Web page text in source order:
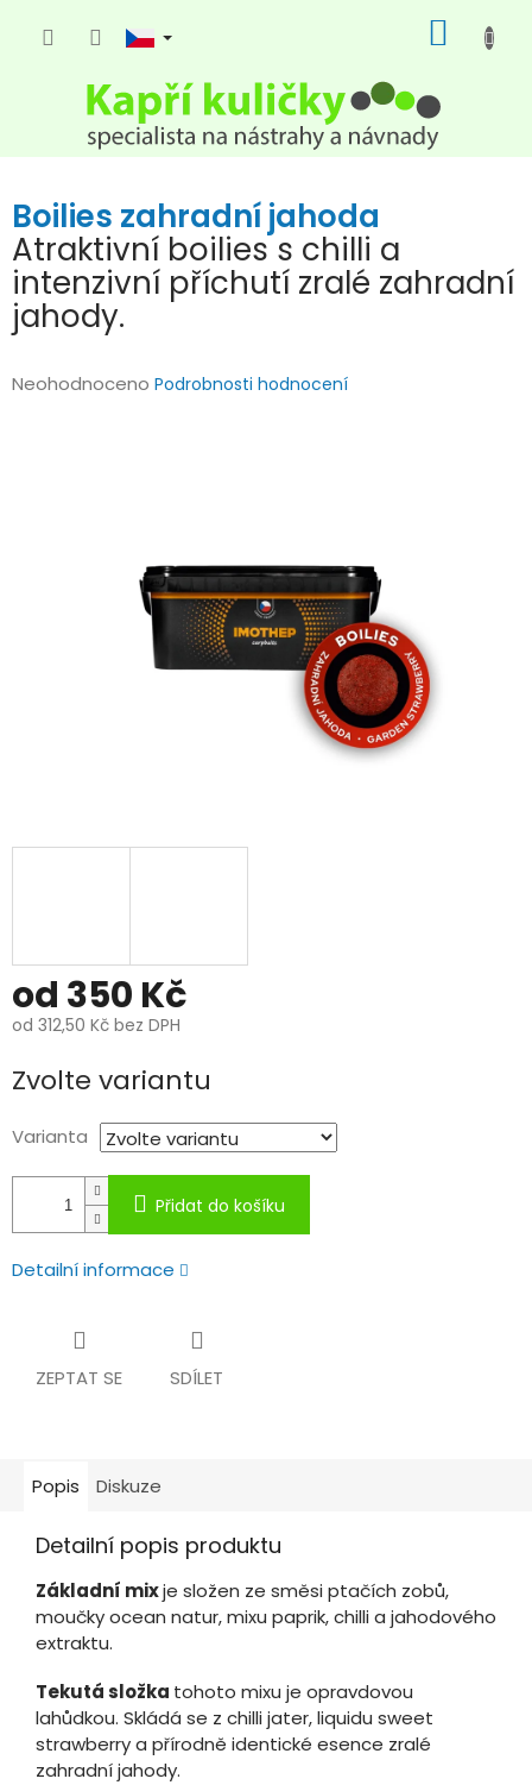
KOŠÍK
Boilies zahradní jahoda
Atraktivní boilies s chilli a
intenzivní příchutí zralé zahradní
jahody.
Průměrné
Neohodnoceno Podrobnosti hodnocení
od 350 Kč
od 312,50 Kč bez DPH
cena:
Zvolte variantu
Varianta
Přidat do košíku
Detailní informace
ZEPTAT SE SDÍLET
Popis Diskuze
Detailní popis produktu
Základní mixje složen ze směsi ptačích zobů,
moučky ocean natur, mixu paprik, chilli a jahodového
extraktu.
Tekutá složka tohoto mixu je opravdovou
lahůdkou. Skládá se z chilli jater, liquidu sweet
strawberry a přírodně identické esence zralé
zahradní jahody.